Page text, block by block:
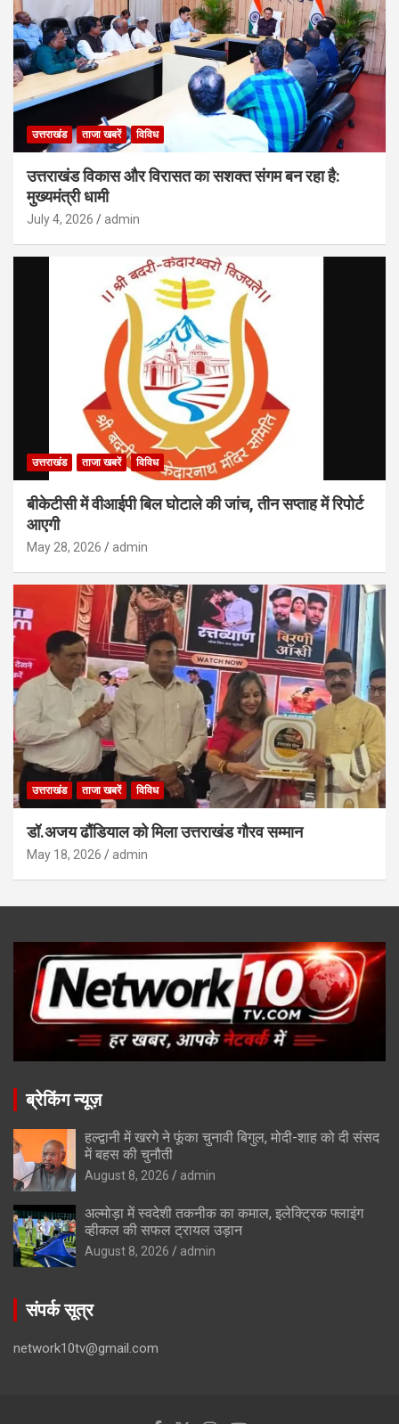
उत्तराखंड ताजा खबरें विविध
उत्तराखंड विकास और विरासत का सशक्त संगम बन रहा है:
मुख्यमंत्री धामी
July 4, 2026 admin
उत्तराखंड ताजा खबरें विविध
बीकेटीसी में वीआईपी बिल घोटाले की जांच, तीन सप्ताह में रिपोर्ट
आएगी
May 28, 2026 admin
उत्तराखंड ताजा खबरें विविध
डॉ.अजय ढौंडियाल को मिला उत्तराखंड गौरव सम्मान
May 18, 2026 admin
ब्रेकिंग न्यूज़
हल्द्वानी में खरगे ने फूंका चुनावी बिगुल, मोदी-शाह को दी संसद
में बहस की चुनौती
August 8, 2026 admin
अल्मोड़ा में स्वदेशी तकनीक का कमाल, इलेक्ट्रिक फ्लाइंग
व्हीकल की सफल ट्रायल उड़ान
August 8, 2026 admin
संपर्क सूत्र
network10tv@gmail.com